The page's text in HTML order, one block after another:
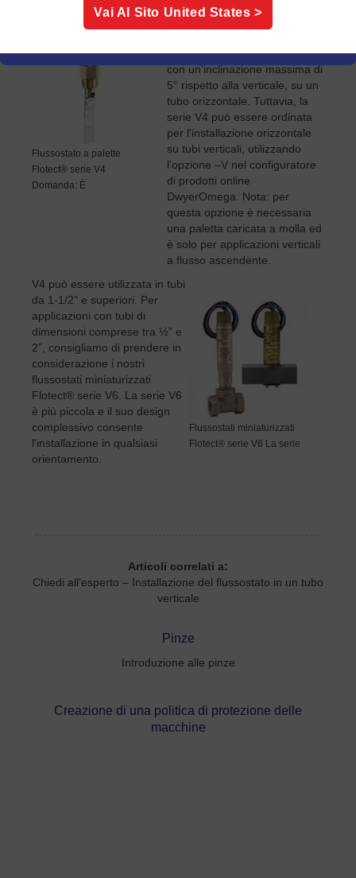
Flussostato a palette
Flotect® serie V4
Domanda: È
essere installato verticalmente,
con un'inclinazione massima di
5° rispetto alla verticale, su un
tubo orizzontale. Tuttavia, la
serie V4 può essere ordinata
per l'installazione orizzontale
su tubi verticali, utilizzando
l'opzione –V nel configuratore
di prodotti online
DwyerOmega. Nota: per
questa opzione è necessaria
una paletta caricata a molla ed
è solo per applicazioni verticali
a flusso ascendente.
Flussostati miniaturizzati
Flotect® serie V6 La serie
V4 può essere utilizzata in tubi
da 1-1/2" e superiori. Per
applicazioni con tubi di
dimensioni comprese tra ½” e
2”, consigliamo di prendere in
considerazione i nostri
flussostati miniaturizzati
Flotect® serie V6. La serie V6
è più piccola e il suo design
complessivo consente
l'installazione in qualsiasi
orientamento.
Articoli correlati a:
Chiedi all'esperto – Installazione del flussostato in un tubo
verticale
Pinze
Introduzione alle pinze
Creazione di una politica di protezione delle
macchine
Vai Al Sito United States >